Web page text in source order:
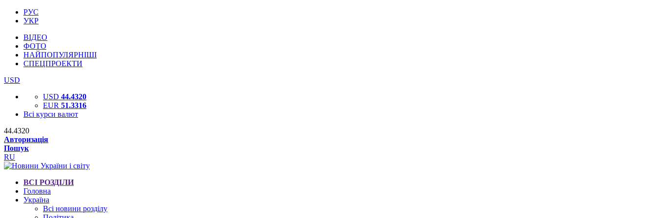
РУС
УКР
ВІДЕО
ФОТО
НАЙПОПУЛЯРНІШІ
СПЕЦПРОЕКТИ
USD
USD 44.4320
EUR 51.3316
Всі курси валют
44.4320
Авторизація
Пошук
RU
ВСІ РОЗДІЛИ
Головна
Україна
Всі новини розділу